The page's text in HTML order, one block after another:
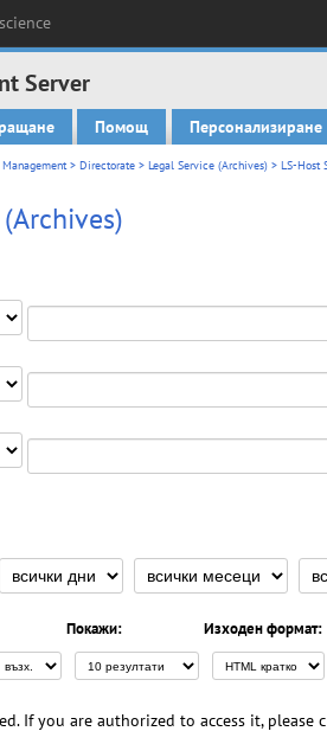
Server
Помощ Персонализиране
Management> Directorate > Legal Service (Archives) > LS-Host
Покажи: Изходен формат:
If you are authorized to access it, please